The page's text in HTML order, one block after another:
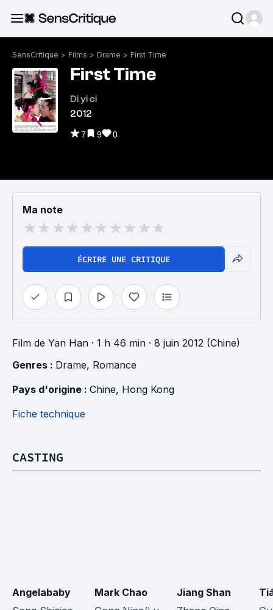
SensCritique > Films > Drame > First Time
First Time
Di yi ci
2012
7 9 0
Ma note
ÉCRIRE UNE CRITIQUE
Film de Yan Han · 1 h 46 min · 8 juin 2012 (Chine)
Genres : Drame, Romance
Pays d'origine : Chine, Hong Kong
Fiche technique
CASTING
Angelababy
Mark Chao
Jiang Shan